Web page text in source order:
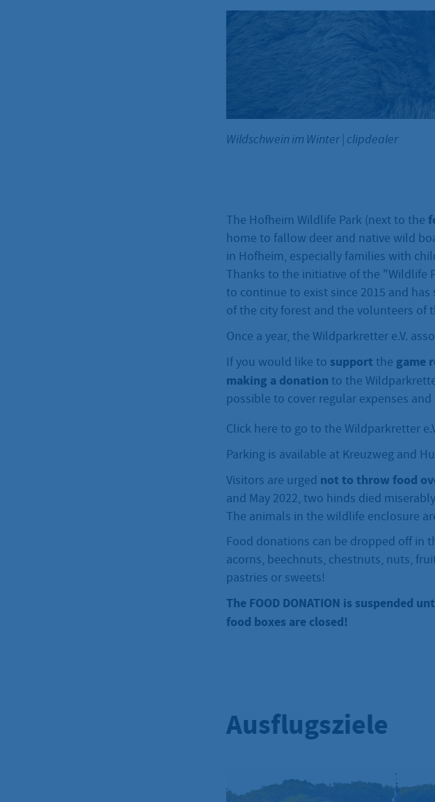
Wildschwein im Winter clipdealer
The Hofheim Wildlife Park (next to the
home to fallow deer and native wild
in Hofheim, especially families with
Thanks to the initiative of the "Wildlife
to continue to exist since 2015 and
of the city forest and the volunteers of
Once a year, the Wildparkretter e.V.
If you would like to support the game
making a donation to the
possible to cover regular expenses
Click here to go to the Wildparkretter
Parking is available at Kreuzweg and
Visitors are urged not to throw food
and May 2022, two hinds died
The animals in the wildlife enclosure
Food donations can be dropped off in
acorns, beechnuts, chestnuts, nuts,
pastries or sweets!
The FOOD DONATION is suspended
food boxes are closed!
Ausflugsziele